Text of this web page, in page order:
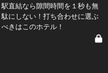
駅直結なら隙間時間を１秒も無
駄にしない！打ち合わせに選ぶ
べきはこのホテル！